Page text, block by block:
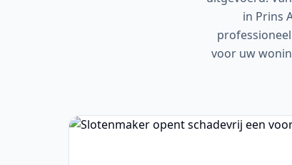
in Prins
voor uw